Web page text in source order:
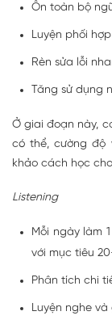
Ôn toàn bộ
Luyện phối
Rèn sửa lỗi
Tăng sử
Ở giai đoạn này,
có thể, cường độ
khảo cách học
Listening
Mỗi ngày làm
với mục tiêu
Phân tích chi
Luyện nghe